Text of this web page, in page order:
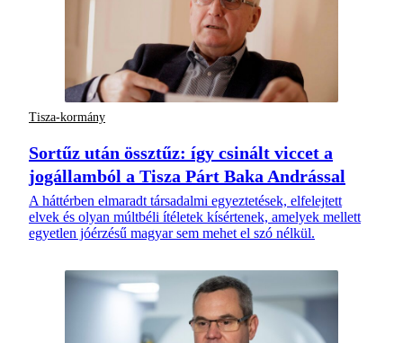
Tisza-kormány
Sortűz után össztűz: így csinált viccet a
jogállamból a Tisza Párt Baka Andrással
A háttérben elmaradt társadalmi egyeztetések, elfelejtett
elvek és olyan múltbéli ítéletek kísértenek, amelyek mellett
egyetlen jóérzésű magyar sem mehet el szó nélkül.